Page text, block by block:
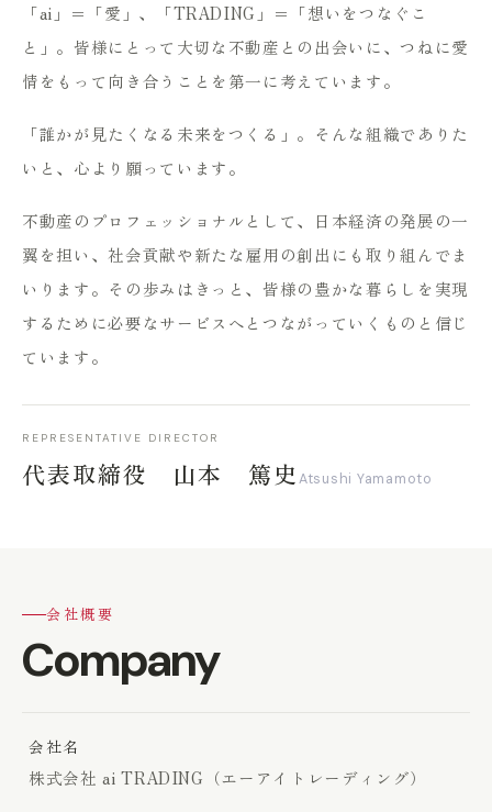
「ai」＝「愛」、「TRADING」＝「想いをつなぐこ
と」。皆様にとって大切な不動産との出会いに、つねに愛
情をもって向き合うことを第一に考えています。
「誰かが見たくなる未来をつくる」。そんな組織でありた
いと、心より願っています。
不動産のプロフェッショナルとして、日本経済の発展の一
翼を担い、社会貢献や新たな雇用の創出にも取り組んでま
いります。その歩みはきっと、皆様の豊かな暮らしを実現
するために必要なサービスへとつながっていくものと信じ
ています。
REPRESENTATIVE DIRECTOR
代表取締役 山本 篤史Atsushi Yamamoto
会社概要
Company
会社名
株式会社 ai TRADING（エーアイトレーディング）